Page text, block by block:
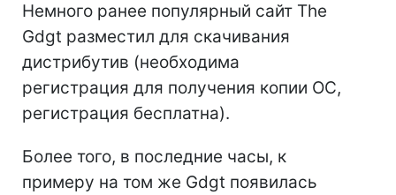
Немного ранее популярный сайт The
Gdgt разместил для скачивания
дистрибутив (необходима
регистрация для получения копии ОС,
регистрация бесплатна).
Более того, в последние часы, к
примеру на том же Gdgt появилась